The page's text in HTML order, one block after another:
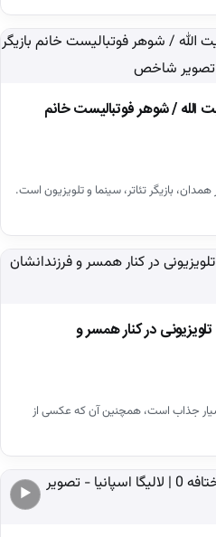
الله / شوهر فوتبالیست خانم
سلطانی متولد ۲۹ مرداد ۱۳۵۳ در همدان، بازیگر تئاتر، سینما و تلویزیون است.
در کنار همسر و
جذاب است، همچنین آن که عکسی از
▶